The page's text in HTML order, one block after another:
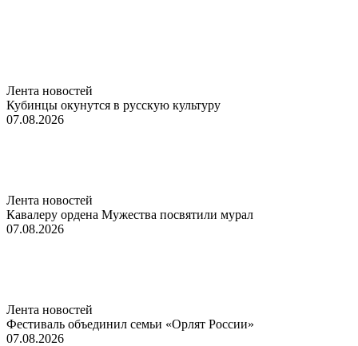
Лента новостей
Кубинцы окунутся в русскую культуру
07.08.2026
Лента новостей
Кавалеру ордена Мужества посвятили мурал
07.08.2026
Лента новостей
Фестиваль объединил семьи «Орлят России»
07.08.2026